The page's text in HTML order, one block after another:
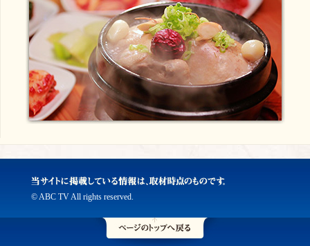
© ABC TV All rights reserved.